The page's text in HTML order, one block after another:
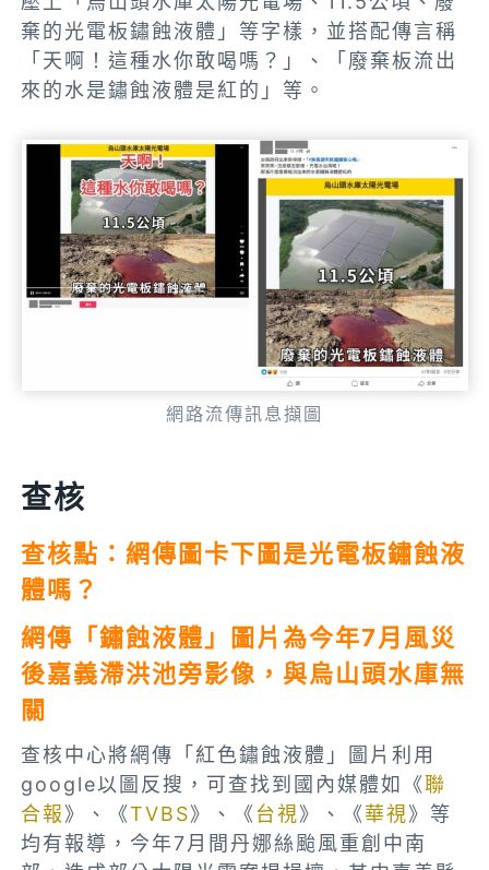
棄的光電板鏽蝕液體」等字樣，並搭配傳言稱
「天啊！這種水你敢喝嗎？」、「廢棄板流出
來的水是鏽蝕液體是紅的」等。
網路流傳訊息擷圖
查核
查核點：網傳圖卡下圖是光電板鏽蝕液
體嗎？
網傳「鏽蝕液體」圖片為今年7月風災
後嘉義滯洪池旁影像，與烏山頭水庫無
關
查核中心將網傳「紅色鏽蝕液體」圖片利用
google以圖反搜，可查找到國內媒體如《聯
合報》、《TVBS》、《 台視》、《華視》等
均有報導，今年7月間丹娜絲颱風重創中南